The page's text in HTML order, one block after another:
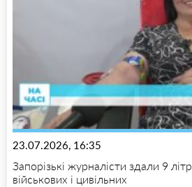
23.07.2026, 16:35
Запорізькі журналісти здали 9
військових і цивільних